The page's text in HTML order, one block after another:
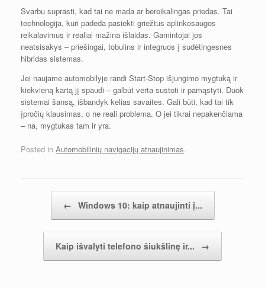
Svarbu suprasti, kad tai ne mada ar bereikalingas priedas. Tai
technologija, kuri padeda pasiekti griežtus aplinkosaugos
reikalavimus ir realiai mažina išlaidas. Gamintojai jos
neatsisakys – priešingai, tobulins ir integruos į sudėtingesnes
hibridas sistemas.
Jei naujame automobilyje randi Start-Stop išjungimo mygtuką ir
kiekvieną kartą jį spaudi – galbūt verta sustoti ir pamąstyti. Duok
sistemai šansą, išbandyk kelias savaites. Gali būti, kad tai tik
įpročių klausimas, o ne reali problema. O jei tikrai nepakenčiama
– na, mygtukas tam ir yra.
Posted in Automobilinių navigacijų atnaujinimas.
← Windows 10: kaip atnaujinti į...
Kaip išvalyti telefono šiukšlinę ir... →